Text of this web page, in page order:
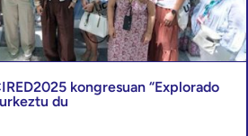
kongresuan “Explorado
du